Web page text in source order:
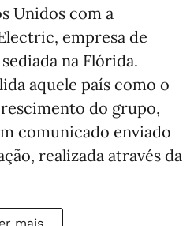
Unidos com a
empresa de
na Flórida.
aquele país como o
do grupo,
comunicado enviado
realizada através da